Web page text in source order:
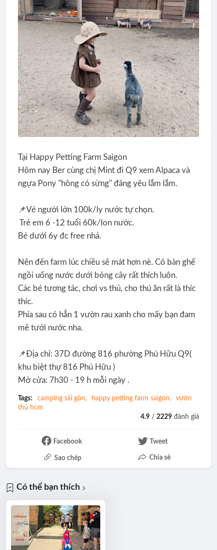
Tại Happy Petting Farm Saigon
Hôm nay Ber cùng chị Mint đi Q9 xem Alpaca và
ngựa Pony "hông có sừng" đáng yêu lắm lắm.
📌Vé người lớn 100k/ly nước tự chọn.
Trẻ em 6 -12 tuổi 60k/lon nước.
Bé dưới 6y đc free nhá.
Nên đến farm lúc chiều sẽ mát hơn nè. Có bàn ghế
ngồi uống nước dưới bóng cây rất thích luôn.
Các bé tương tác, chơi vs thú, cho thú ăn rất là thíc
thíc.
Phía sau có hẳn 1 vườn rau xanh cho mấy bạn đam
mê tưới nước nha.
📌Địa chỉ: 37D đường 816 phường Phú Hữu Q9(
khu biệt thự 816 Phú Hữu )
Mở cửa: 7h30 - 19 h mỗi ngày .
Tags: camping sài gòn happy petting farm saigon
vườn
thú hcm
4.9 /2229 đánh giá
Facebook Tweet
Sao chép Chia sẻ
Có thể bạn thích